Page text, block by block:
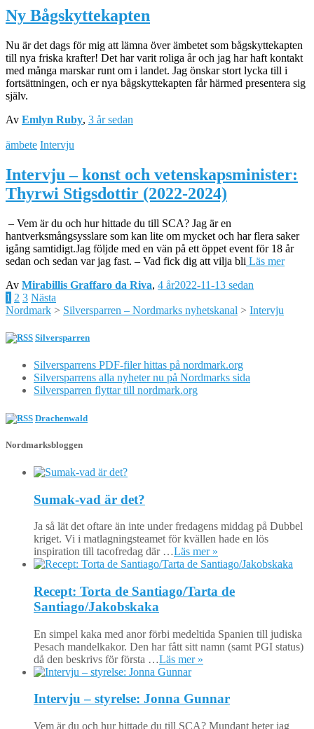
Ny Bågskyttekapten
Nu är det dags för mig att lämna över ämbetet som bågskyttekapten
till nya friska krafter! Det har varit roliga år och jag har haft kontakt
med många marskar runt om i landet. Jag önskar stort lycka till i
fortsättningen, och er nya bågskyttekapten får härmed presentera sig
själv.
Av Emlyn Ruby, 3 årsedan
ämbete Intervju
Intervju – konst och vetenskapsminister:
Thyrwi Stigsdottir (2022-2024)
– Vem är du och hur hittade du till SCA? Jag är en
hantverksmångsysslare som kan lite om mycket och har flera saker
igång samtidigt.Jag följde med en vän på ett öppet event för 18 år
sedan och sedan var jag fast. – Vad fick dig att vilja bli Läs mer
Av Mirabillis Graffaro da Riva, 4 år2022-11-13 sedan
Sidnumrering
för
inlägg
1 2 3 Nästa
Nordmark > Silversparren – Nordmarks nyhetskanal > Intervju
Silversparren
Silversparrens PDF-filer hittas på nordmark.org
Silversparrens alla nyheter nu på Nordmarks sida
Silversparren flyttar till nordmark.org
Drachenwald
Nordmarksbloggen
Sumak-vad är det?
Ja så lät det oftare än inte under fredagens middag på Dubbel
kriget. Vi i matlagningsteamet för kvällen hade en lös
inspiration till tacofredag där …Läs mer »
Recept: Torta de Santiago/Tarta de
Santiago/Jakobskaka
En simpel kaka med anor förbi medeltida Spanien till judiska
Pesach mandelkakor. Den har fått sitt namn (samt PGI status)
då den beskrivs för första …Läs mer »
Intervju – styrelse: Jonna Gunnar
Vem är du och hur hittade du till SCA? Mundant heter jag